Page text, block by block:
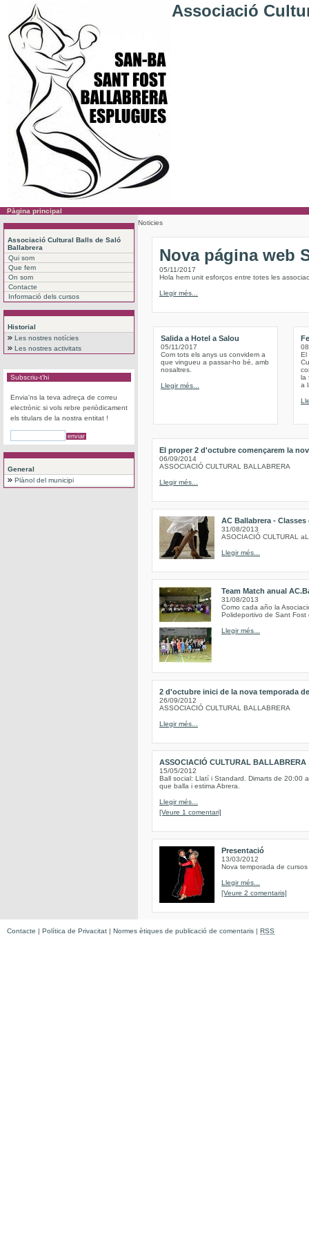
Associació
Pàgina principal
Associació Cultural Balls de Saló
Ballabrera
Qui som
Que fem
On som
Contacte
Informació dels cursos
Historial
Les nostres notícies
Les nostres activitats
Subscriu-t'hi
Envia'ns la teva adreça de correu
electrònic si vols rebre periòdicament
els titulars de la nostra entitat !
General
Plànol del municipi
Noticies
Nova página web
05/11/2017
Hola hem unit esforços entre totes les
Llegir més...
Salida a Hotel a Salou
05/11/2017
Com tots els anys us convidem a
que vingueu a passar-ho bé, amb
nosaltres.
Llegir més...
El
la
a
El proper 2 d'octubre començarem la
06/09/2014
ASSOCIACIÓ CULTURAL BALLABRERA
Llegir més...
AC Ballabrera -
31/08/2013
ASOCIACIÓ CULTURAL
Llegir més...
Team Match anual
31/08/2013
Como cada año la
Polideportivo de Sant Fost
Llegir més...
2 d'octubre inici de la nova temporada
26/09/2012
ASSOCIACIÓ CULTURAL BALLABRERA
Llegir més...
ASSOCIACIÓ CULTURAL BALLABRERA
15/05/2012
Ball social: Llatí i Standard. Dimarts de 20:00
que balla i estima Abrera.
Llegir més...
[Veure 1 comentari]
Presentació
13/03/2012
Nova temporada de
Llegir més...
[Veure 2 comentaris]
Contacte | Política de Privacitat | Normes ètiques de publicació de comentaris | RSS